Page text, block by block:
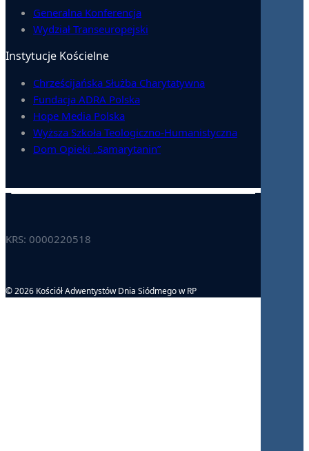
Generalna Konferencja
Wydział Transeuropejski
Instytucje Kościelne
Chrześcijańska Służba Charytatywna
Fundacja ADRA Polska
Hope Media Polska
Wyższa Szkoła Teologiczno-Humanistyczna
Dom Opieki „Samarytanin”
KRS: 0000220518
© 2026 Kościół Adwentystów Dnia Siódmego w RP